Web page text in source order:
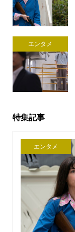
エンタメ
特集記事
エンタメ